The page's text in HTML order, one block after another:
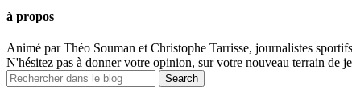
à propos
Animé par Théo Souman et Christophe Tarrisse, journalistes
N'hésitez pas à donner votre opinion, sur votre nouveau terrain de